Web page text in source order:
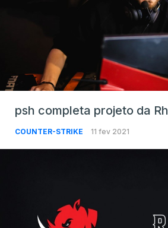
psh completa projeto da
COUNTER-STRIKE 11 fev 2021